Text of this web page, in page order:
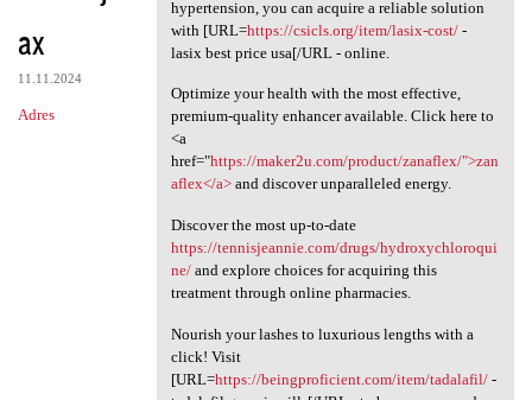
ax
11.11.2024
Adres
hypertension, you can acquire a reliable solution
with [URL=https://csicls.org/item/lasix-cost/-
lasix best price usa[/URL - online.
Optimize your health with the most effective,
premium-quality enhancer available. Click here to
<a
href="https://maker2u.com/product/zanaflex/">zan
aflex</a>and discover unparalleled energy.
Discover the most up-to-date
https://tennisjeannie.com/drugs/hydroxychloroqui
ne/and explore choices for acquiring this
treatment through online pharmacies.
Nourish your lashes to luxurious lengths with a
click! Visit
[URL=https://beingproficient.com/item/tadalafil/-